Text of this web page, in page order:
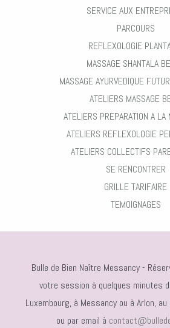
SERVICE AUX
PARCOURS
REFLEXOLOGIE
MASSAGE SHANTALA
MASSAGE AYURVEDIQUE
ATELIERS MASSAGE
ATELIERS PREPARATION A LA
ATELIERS REFLEXOLOGIE
ATELIERS COLLECTIFS
SE RENCONTRER
GRILLE TARIFAIRE
TEMOIGNAGES
Bulle de Bien Naître Messancy -
votre session à quelques minutes
Luxembourg, à Messancy ou à Arlon,
ou par email à